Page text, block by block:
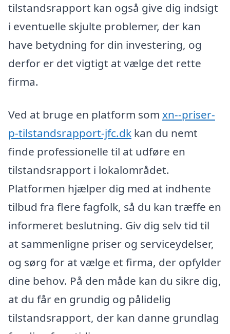
tilstandsrapport kan også give dig indsigt
i eventuelle skjulte problemer, der kan
have betydning for din investering, og
derfor er det vigtigt at vælge det rette
firma.
Ved at bruge en platform som xn--priser-
p-tilstandsrapport-jfc.dk kan du nemt
finde professionelle til at udføre en
tilstandsrapport i lokalområdet.
Platformen hjælper dig med at indhente
tilbud fra flere fagfolk, så du kan træffe en
informeret beslutning. Giv dig selv tid til
at sammenligne priser og serviceydelser,
og sørg for at vælge et firma, der opfylder
dine behov. På den måde kan du sikre dig,
at du får en grundig og pålidelig
tilstandsrapport, der kan danne grundlag